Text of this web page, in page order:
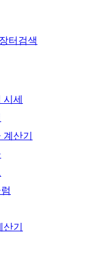
장터 검색
세
산기
기